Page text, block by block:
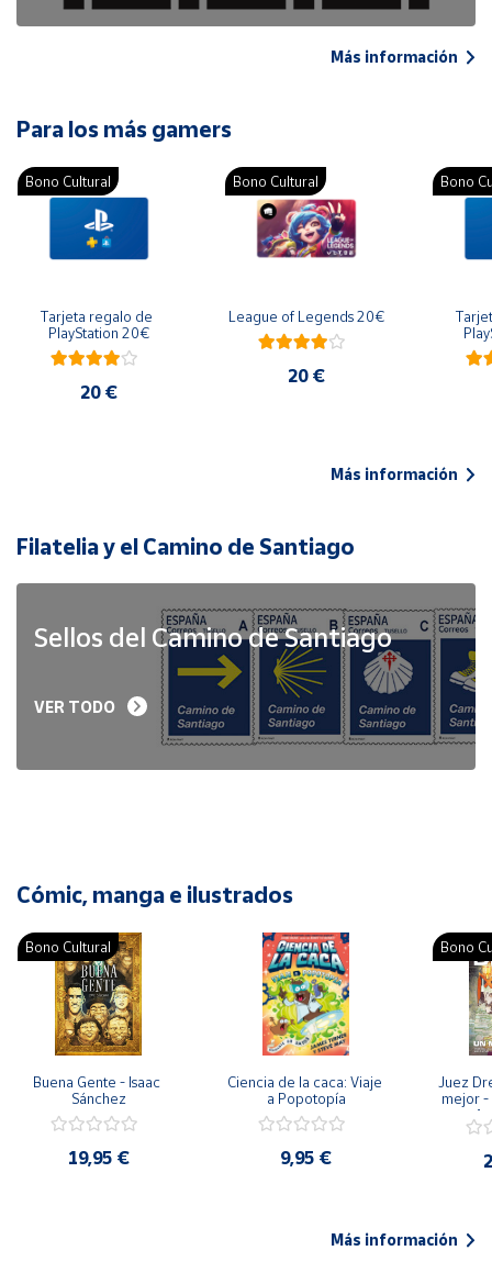
Más información
Para los más gamers
Bono Cultural
Tarjeta regalo de
PlayStation 20€
20 €
Bono Cultural
League of Legends 20€
20 €
Bono
Más información
Filatelia y el Camino de Santiago
Sellos del Camino de Santiago
VER TODO
Cómic, manga e ilustrados
Bono Cultural
Buena Gente - Isaac
Sánchez
19,95 €
Ciencia de la caca: Viaje
a Popotopía
9,95 €
Bono
Juez
mejor -
Más información